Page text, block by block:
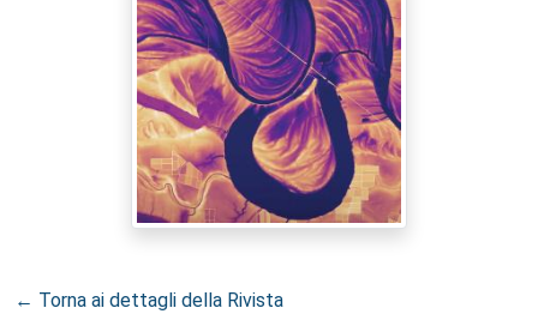
← Torna ai dettagli della Rivista